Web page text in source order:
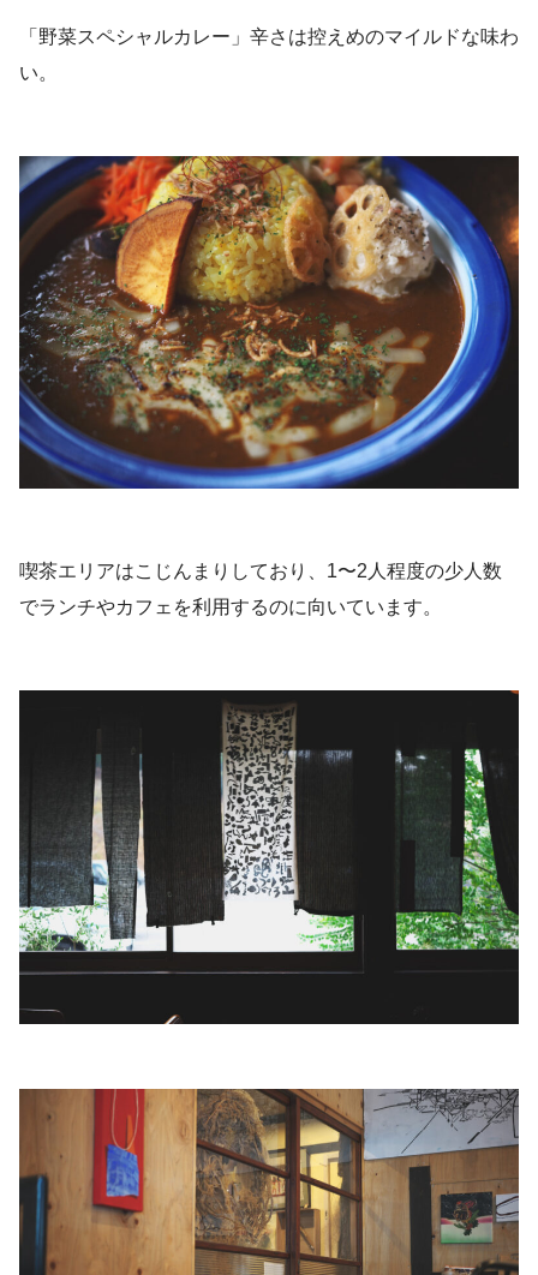
「野菜スペシャルカレー」辛さは控えめのマイルドな味わ
い。
喫茶エリアはこじんまりしており、1〜2人程度の少人数
でランチやカフェを利用するのに向いています。